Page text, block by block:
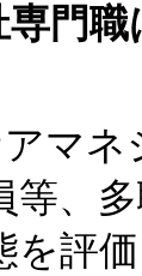
門職
マネ
等、
を評